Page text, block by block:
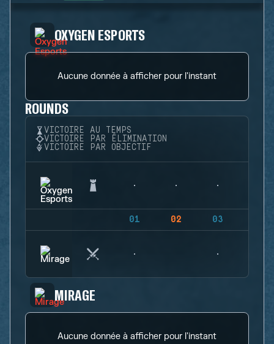
OXYGEN ESPORTS
Aucune donnée à afficher pour l'instant
ROUNDS
VICTOIRE AU TEMPS
VICTOIRE PAR ÉLIMINATION
VICTOIRE PAR OBJECTIF
01 02 03
MIRAGE
Aucune donnée à afficher pour l'instant